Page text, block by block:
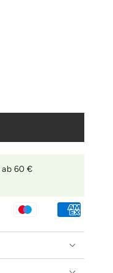
ab 60 €